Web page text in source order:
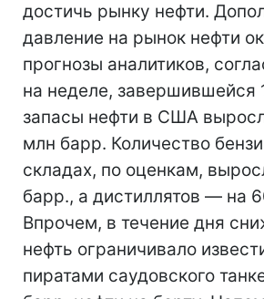
достичь рынку нефти.
давление на рынок нефти
прогнозы аналитиков,
на неделе, завершившейся
запасы нефти в США
млн барр. Количество
складах, по оценкам,
барр., а дистиллятов — на
Впрочем, в течение дня
нефть ограничивало
пиратами саудовского